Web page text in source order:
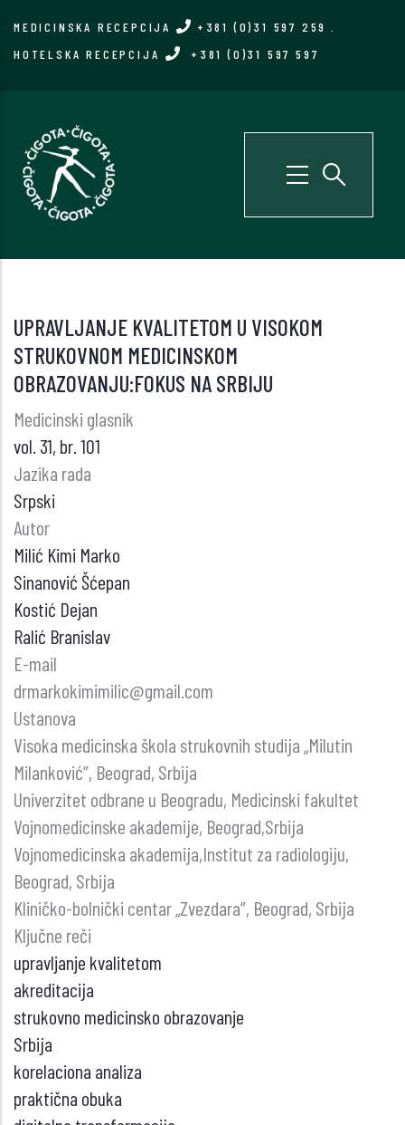
MEDICINSKA RECEPCIJA +381 (0)31 597 259
HOTELSKA RECEPCIJA
+381 (0)31 597 597
UPRAVLJANJE KVALITETOM U VISOKOM
STRUKOVNOM MEDICINSKOM
OBRAZOVANJU:FOKUS NA SRBIJU
Medicinski glasnik
vol. 31, br. 101
Jazika rada
Srpski
Autor
Milić Kimi Marko
Sinanović Šćepan
Kostić Dejan
Ralić Branislav
E-mail
drmarkokimimilic@gmail.com
Ustanova
Visoka medicinska škola strukovnih studija „Milutin
Milanković”, Beograd, Srbija
Univerzitet odbrane u Beogradu, Medicinski fakultet
Vojnomedicinske akademije, Beograd,Srbija
Vojnomedicinska akademija,Institut za radiologiju,
Beograd, Srbija
Kliničko-bolnički centar „Zvezdara”, Beograd, Srbija
Ključne reči
upravljanje kvalitetom
akreditacija
strukovno medicinsko obrazovanje
Srbija
korelaciona analiza
praktična obuka